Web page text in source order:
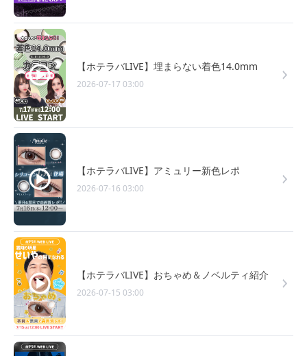
【ホテラバLIVE】埋まらない着色14.0mm
2026-07-17 03:00
【ホテラバLIVE】アミュリー新色レポ
2026-07-16 03:00
【ホテラバLIVE】おちゃめ＆ノベルティ紹介
2026-07-15 03:00